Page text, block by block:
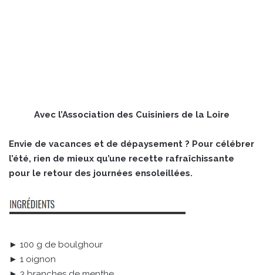
Avec l’Association des Cuisiniers de la Loire
Envie de vacances et de dépaysement ? Pour célébrer
l’été, rien de mieux qu’une recette rafraîchissante
pour le retour des journées ensoleillées.
► 100 g de boulghour
► 1 oignon